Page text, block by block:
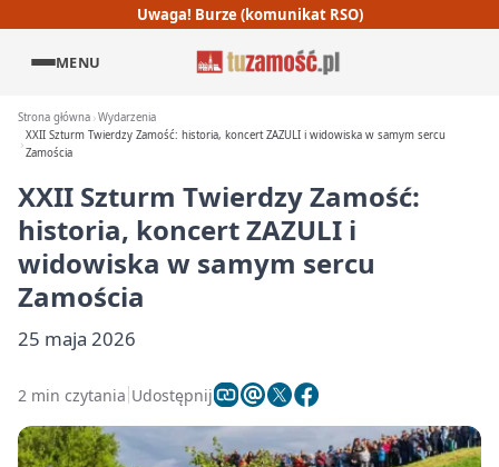
Uwaga! Burze (komunikat RSO)
MENU
Strona główna Wydarzenia
XXII Szturm Twierdzy Zamość: historia, koncert ZAZULI i widowiska w samym sercu
Zamościa
XXII Szturm Twierdzy Zamość:
historia, koncert ZAZULI i
widowiska w samym sercu
Zamościa
25 maja 2026
2 min czytania Udostępnij